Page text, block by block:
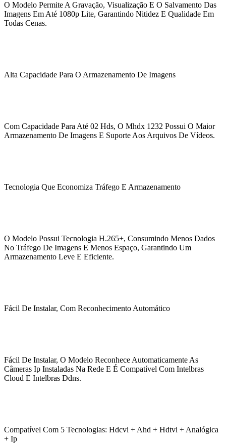
O Modelo Permite A Gravação, Visualização E O Salvamento Das
Imagens Em Até 1080p Lite, Garantindo Nitidez E Qualidade Em
Todas Cenas.
Alta Capacidade Para O Armazenamento De Imagens
Com Capacidade Para Até 02 Hds, O Mhdx 1232 Possui O Maior
Armazenamento De Imagens E Suporte Aos Arquivos De Vídeos.
Tecnologia Que Economiza Tráfego E Armazenamento
O Modelo Possui Tecnologia H.265+, Consumindo Menos Dados
No Tráfego De Imagens E Menos Espaço, Garantindo Um
Armazenamento Leve E Eficiente.
Fácil De Instalar, Com Reconhecimento Automático
Fácil De Instalar, O Modelo Reconhece Automaticamente As
Câmeras Ip Instaladas Na Rede E É Compatível Com Intelbras
Cloud E Intelbras Ddns.
Compatível Com 5 Tecnologias: Hdcvi + Ahd + Hdtvi + Analógica
+ Ip